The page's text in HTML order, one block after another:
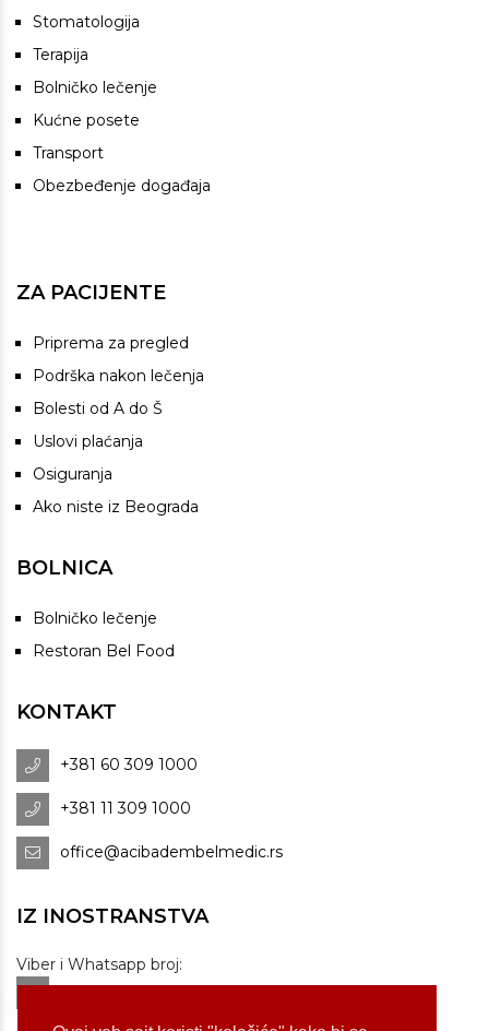
Stomatologija
Terapija
Bolničko lečenje
Kućne posete
Transport
Obezbeđenje događaja
ZA PACIJENTE
Priprema za pregled
Podrška nakon lečenja
Bolesti od A do Š
Uslovi plaćanja
Osiguranja
Ako niste iz Beograda
BOLNICA
Bolničko lečenje
Restoran Bel Food
KONTAKT
+381 60 309 1000
+381 11 309 1000
office@acibadembelmedic.rs
IZ INOSTRANSTVA
Viber i Whatsapp broj:
+381 60 309 1070